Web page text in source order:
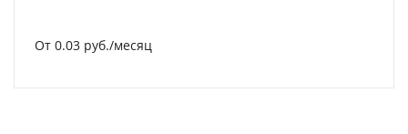
От 0.03 руб./месяц